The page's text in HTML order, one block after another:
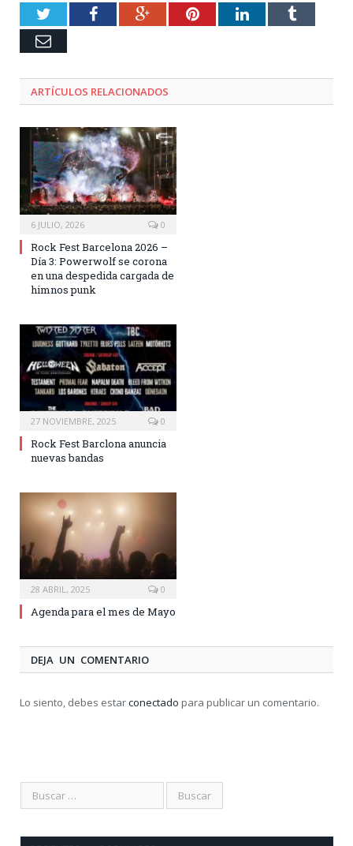
TwitterFacebookGoogle+PinterestLinkedInTumblr
Email
ARTÍCULOS RELACIONADOS
6 JULIO, 2026 0
Rock Fest Barcelona 2026 –
Día 3: Powerwolf se corona
en una despedida cargada de
himnos punk
27 NOVIEMBRE, 2025 0
Rock Fest Barclona anuncia
nuevas bandas
28 ABRIL, 2025 0
Agenda para el mes de Mayo
DEJA UN COMENTARIO
Lo siento, debes estarconectado para publicar un comentario.